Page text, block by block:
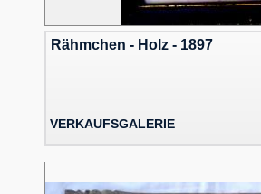
Rähmchen - Holz - 1897
VERKAUFSGALERIE